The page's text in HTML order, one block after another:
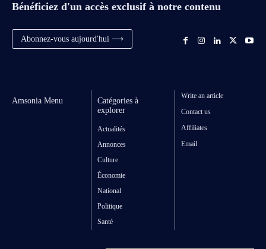
Bénéficiez d'un accès exclusif à notre contenu
Abonnez-vous aujourd'hui ⟶
Amsonia Menu
Catégories à
explorer
Actualités
Annonces
Culture
Économie
National
Politique
Santé
Write an article
Contact us
Affiliates
Email